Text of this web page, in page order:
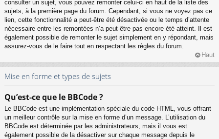
consulter un sujet, vous pouvez remonter celui-ci en haut de la liste des
sujets, à la première page du forum. Cependant, si vous ne voyez pas ce
lien, cette fonctionnalité a peut-être été désactivée ou le temps d’attente
nécessaire entre les remontées n’a peut-être pas encore été atteint. Il est
également possible de remonter le sujet simplement en y répondant, mais
assurez-vous de le faire tout en respectant les règles du forum.
Haut
Mise en forme et types de sujets
Qu’est-ce que le BBCode ?
Le BBCode est une implémentation spéciale du code HTML, vous offrant
un meilleur contrôle sur la mise en forme d’un message. L’utilisation du
BBCode est déterminée par les administrateurs, mais il vous est
également possible de la désactiver sur chaque message depuis le